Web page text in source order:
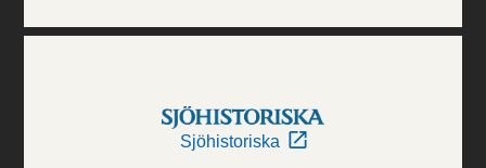
Sjöhistoriska